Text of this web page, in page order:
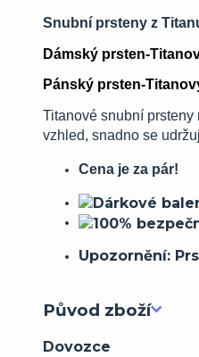
Snubní prsteny z
Dámský prsten-
Pánský prsten-
Titanové snubní
vzhled, snadno se
Cena je za pár!
Upozornění:
Původ zboží
Dovozce